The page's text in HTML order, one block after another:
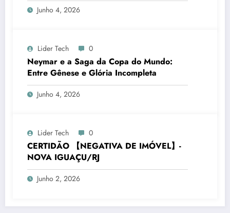
Junho 4, 2026
Lider Tech 0
Neymar e a Saga da Copa do Mundo:
Entre Gênese e Glória Incompleta
Junho 4, 2026
Lider Tech 0
CERTIDÃO 【NEGATIVA DE IMÓVEL】-
NOVA IGUAÇU/RJ
Junho 2, 2026